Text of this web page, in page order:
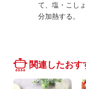
て、塩・こし
分加熱する。
関連したおす